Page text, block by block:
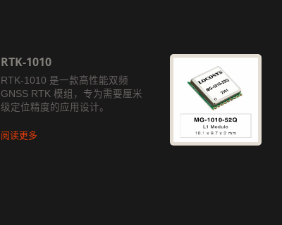
RTK-1010
RTK-1010 是一款高性能双频
GNSS RTK 模组，专为需要厘米
级定位精度的应用设计。
阅读更多